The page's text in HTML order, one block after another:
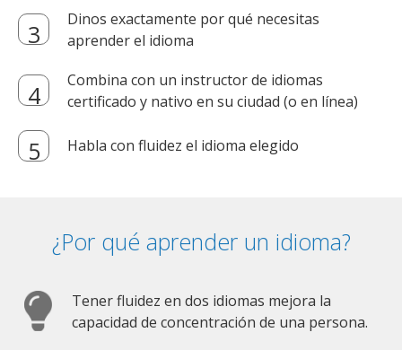
Dinos exactamente por qué necesitas
aprender el idioma
Combina con un instructor de idiomas
certificado y nativo en su ciudad (o en línea)
Habla con fluidez el idioma elegido
¿Por qué aprender un idioma?
Tener fluidez en dos idiomas mejora la
capacidad de concentración de una persona.